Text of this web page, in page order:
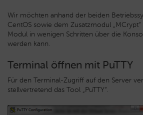
Wir möchten anhand der beiden
CentOS sowie dem Zusatzmodul
Modul in wenigen Schritten über die
werden kann.
Terminal öffnen mit PuTTY
Für den Terminal-Zugriff auf den Server
stellvertretend das Tool „PuTTY“.